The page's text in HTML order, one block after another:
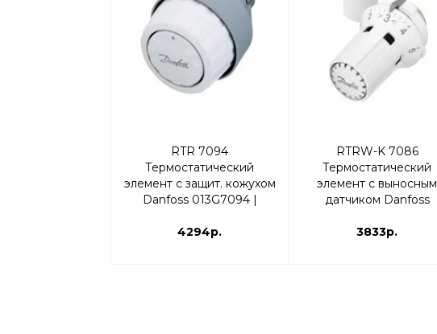
RTR 7094
Термостатический
элемент с защит. кожухом
Danfoss 013G7094 |
4294р.
RTRW-K 7086
Термостатический
элемент с выносным
датчиком Danfoss
3833р.